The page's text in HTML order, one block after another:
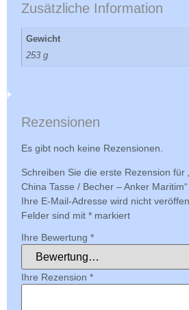
Zusätzliche Information
Gewicht
253 g
Rezensionen
Es gibt noch keine Rezensionen.
Schreiben Sie die erste Rezension für
China Tasse / Becher – Anker Maritim“
Ihre E-Mail-Adresse wird nicht
Felder sind mit * markiert
Ihre Bewertung *
Ihre Rezension *